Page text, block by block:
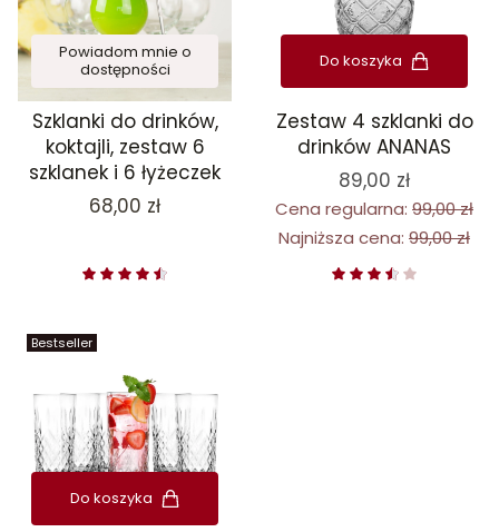
Powiadom mnie o
dostępności
Szklanki do drinków,
koktajli, zestaw 6
szklanek i 6 łyżeczek
Cena
68,00 zł
Do koszyka
Zestaw 4 szklanki do
drinków ANANAS
89,00 zł
Cena regularna: 99,00 zł
Najniższa cena: 99,00 zł
Bestseller
Do koszyka